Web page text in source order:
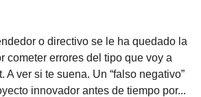
o directivo se le ha quedado la
cometer errores del tipo que voy a
A ver si te suena. Un “falso negativo”
innovador antes de tiempo por...